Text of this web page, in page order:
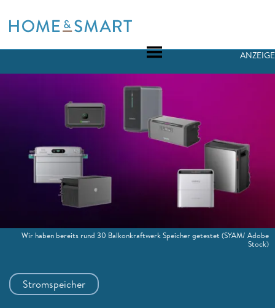
to
Stromspeicher
ANZEIGE
Wir haben bereits rund 30 Balkonkraftwerk Speicher getestet (SYAM/ Adobe
Stock)